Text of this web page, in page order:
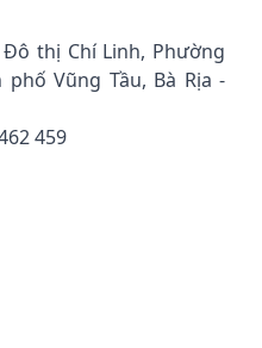
thị Chí Linh, Phường
Vũng Tầu, Bà Rịa -
459